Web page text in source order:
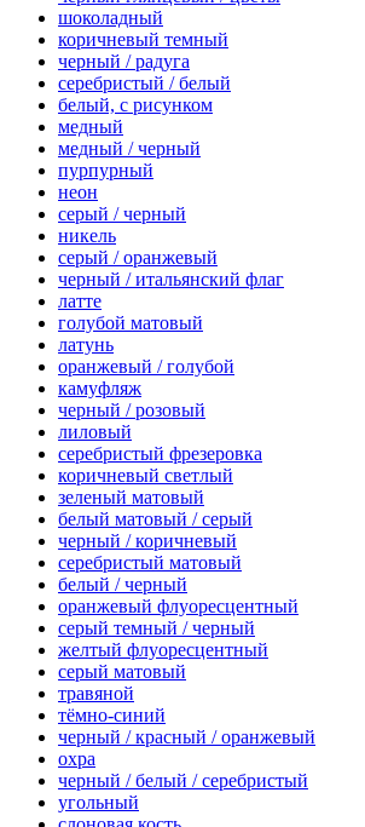
шоколадный
коричневый темный
черный / радуга
серебристый / белый
белый, с рисунком
медный
медный / черный
пурпурный
неон
серый / черный
никель
серый / оранжевый
черный / итальянский флаг
латте
голубой матовый
латунь
оранжевый / голубой
камуфляж
черный / розовый
лиловый
серебристый фрезеровка
коричневый светлый
зеленый матовый
белый матовый / серый
черный / коричневый
серебристый матовый
белый / черный
оранжевый флуоресцентный
серый темный / черный
желтый флуоресцентный
серый матовый
травяной
тёмно-синий
черный / красный / оранжевый
охра
черный / белый / серебристый
угольный